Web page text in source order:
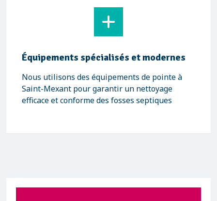
Équipements spécialisés et modernes
Nous utilisons des équipements de pointe à
Saint-Mexant pour garantir un nettoyage
efficace et conforme des fosses septiques